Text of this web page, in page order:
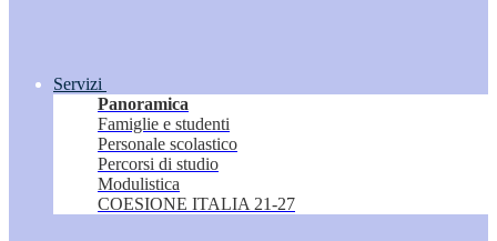
Servizi
Panoramica
Famiglie e studenti
Personale scolastico
Percorsi di studio
Modulistica
COESIONE ITALIA 21-27